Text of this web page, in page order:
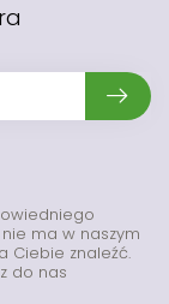
ma w naszym
Ciebie znaleźć.
do nas